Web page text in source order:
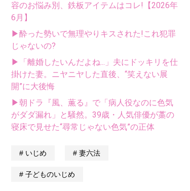
容のお悩み別、鉄板アイテムはコレ!【2026年
6月】
▶酔った勢いで無理やりキスされた!これ犯罪
じゃないの?
▶「離婚したいんだよね...」夫にドッキリを仕
掛けた妻。ニヤニヤした直後、“笑えない展
開”に大後悔
▶朝ドラ『風、薫る』で「病人役なのに色気
がダダ漏れ」と騒然。39歳・人気俳優が藁の
寝床で見せた“尋常じゃない色気”の正体
いじめ 妻六法
子どものいじめ